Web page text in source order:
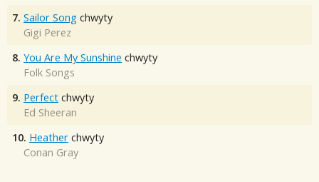
7. Sailor Song chwyty
Gigi Perez
8. You Are My Sunshine chwyty
Folk Songs
9. Perfect chwyty
Ed Sheeran
10. Heather chwyty
Conan Gray